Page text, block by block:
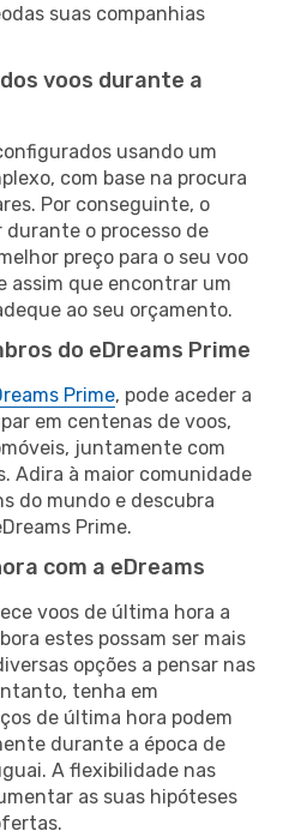
suas companhias
voos durante a
usando um
com base na procura
Por conseguinte, o
o processo de
preço para o seu voo
assim que encontrar um
ao seu orçamento.
do eDreams Prime
Prime, pode aceder a
em centenas de voos,
juntamente com
Adira à maior comunidade
do mundo e descubra
Prime.
com a eDreams
voos de última hora a
estes possam ser mais
opções a pensar nas
tenha em
de última hora podem
durante a época de
A flexibilidade nas
as suas hipóteses